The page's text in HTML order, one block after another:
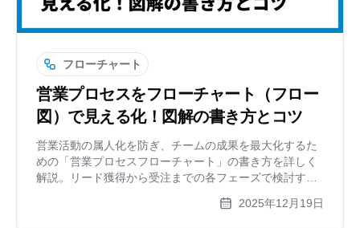
フローチャート
営業プロセスをフローチャート（フロー
図）で見える化！図解の書き方とコツ
営業活動の属人化を防ぎ、チームの成果を最大化するた
めの「営業プロセスフローチャート」の書き方を詳しく
解説。リード獲得から受注までの各フェーズで検討すべ
き項目やバリエーション、スイムレーン図の活用法、お
すすめツールの使い方まで網羅しています。2025年12月19日